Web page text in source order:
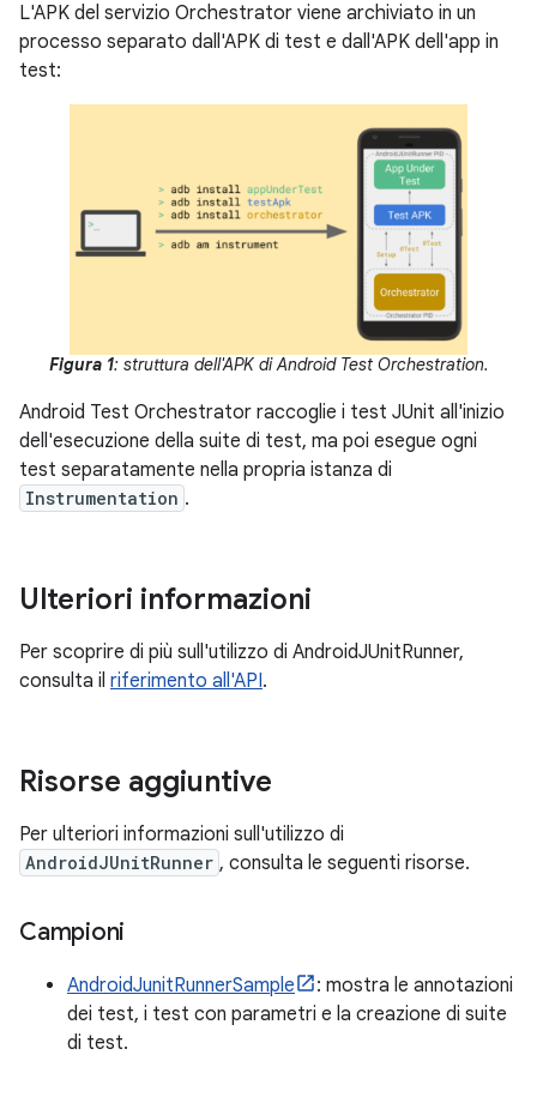
L'APK del servizio Orchestrator viene archiviato in un
processo separato dall'APK di test e dall'APK dell'app in
test:
Figura 1: struttura dell'APK di Android Test Orchestration.
Android Test Orchestrator raccoglie i test JUnit all'inizio
dell'esecuzione della suite di test, ma poi esegue ogni
test separatamente nella propria istanza di
Instrumentation .
Ulteriori informazioni
Per scoprire di più sull'utilizzo di AndroidJUnitRunner,
consulta il riferimento all'API.
Risorse aggiuntive
Per ulteriori informazioni sull'utilizzo di
AndroidJUnitRunner , consulta le seguenti risorse.
Campioni
AndroidJunitRunnerSample
: mostra le annotazioni
dei test, i test con parametri e la creazione di suite
di test.